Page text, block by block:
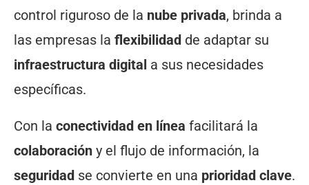
control riguroso de la nube privada, brinda a
las empresas la flexibilidad de adaptar su
infraestructura digital a sus necesidades
específicas.
Con la conectividad en línea facilitará la
colaboración y el flujo de información, la
seguridad se convierte en una prioridad clave.